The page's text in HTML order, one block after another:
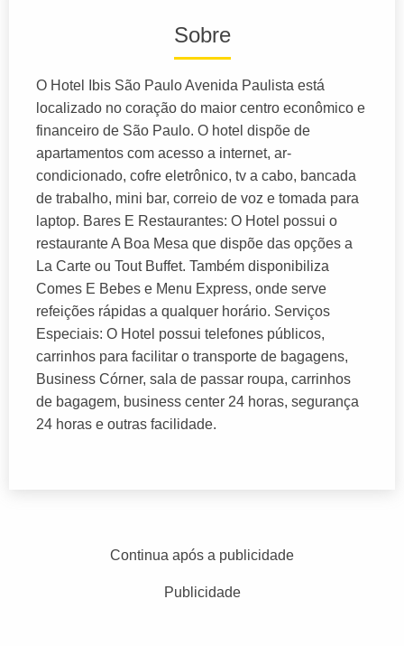
Sobre
O Hotel Ibis São Paulo Avenida Paulista está
localizado no coração do maior centro econômico e
financeiro de São Paulo. O hotel dispõe de
apartamentos com acesso a internet, ar-
condicionado, cofre eletrônico, tv a cabo, bancada
de trabalho, mini bar, correio de voz e tomada para
laptop. Bares E Restaurantes: O Hotel possui o
restaurante A Boa Mesa que dispõe das opções a
La Carte ou Tout Buffet. Também disponibiliza
Comes E Bebes e Menu Express, onde serve
refeições rápidas a qualquer horário. Serviços
Especiais: O Hotel possui telefones públicos,
carrinhos para facilitar o transporte de bagagens,
Business Córner, sala de passar roupa, carrinhos
de bagagem, business center 24 horas, segurança
24 horas e outras facilidade.
Continua após a publicidade
Publicidade